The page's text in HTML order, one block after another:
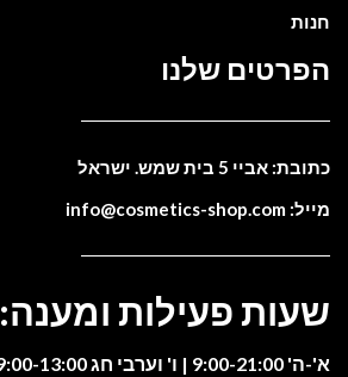
חנות
הפרטים שלנו
כתובת: אביי 5 בית שמש. ישראל
מייל: info@cosmetics-shop.com
שעות פעילות ומענה:
א'-ה' 9:00-21:00 | ו' וערבי חג 9:00-13:00